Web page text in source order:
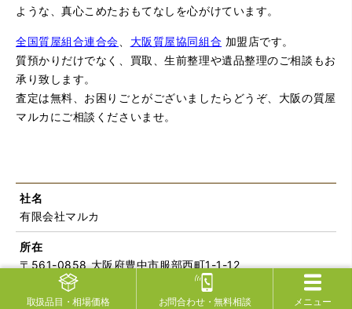
ような、真心こめたおもてなしを心がけています。
全国質屋組合連合会 大阪質屋協同組合 加盟店です。
質預かりだけでなく、買取、生前整理や遺品整理のご相談もお
承り致します。
査定は無料、お困りごとがございましたらどうぞ、大阪の質屋
マルカにご相談くださいませ。
社名
有限会社マルカ
所在
〒561-0858 大阪府豊中市服部西町1-1-12
設立
取扱品目 ・相場価格 お問合わせ・無料相談 メニュー